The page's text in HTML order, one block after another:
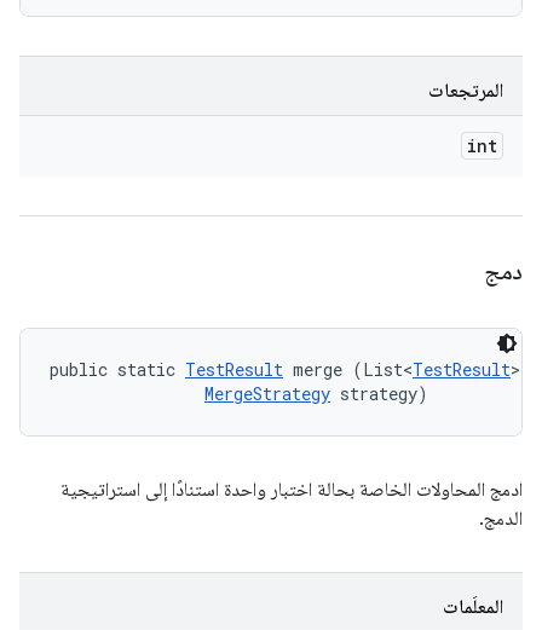
المرتجعات
int
دمج
public static TestResult merge (List<TestResult>
MergeStrategy strategy)
ادمج المحاولات الخاصة بحالة اختبار واحدة استنادًا إلى استراتيجية
الدمج.
المعلَمات